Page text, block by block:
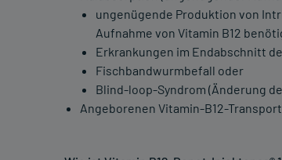
ungenügende Produktion von
Aufnahme von Vitamin B12
Erkrankungen im Endabschnitt
Fischbandwurmbefall oder
Blind-loop-Syndrom (Änderung
Angeborenen Vitamin-B12-